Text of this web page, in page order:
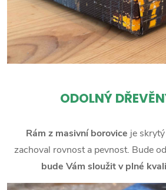
ODOLNÝ
Rám z masivní borovice je
zachoval rovnost a pevnost. Bude
bude Vám sloužit v plné